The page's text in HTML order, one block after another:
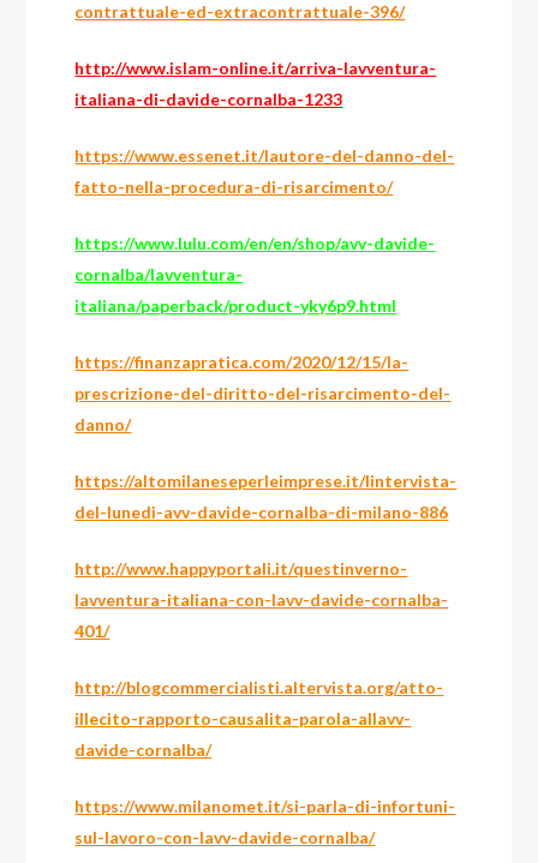
contrattuale-ed-extracontrattuale-396/
http://www.islam-online.it/arriva-lavventura-
italiana-di-davide-cornalba-1233
https://www.essenet.it/lautore-del-danno-del-
fatto-nella-procedura-di-risarcimento/
https://www.lulu.com/en/en/shop/avv-davide-
cornalba/lavventura-
italiana/paperback/product-yky6p9.html
https://finanzapratica.com/2020/12/15/la-
prescrizione-del-diritto-del-risarcimento-del-
danno/
https://altomilaneseperleimprese.it/lintervista-
del-lunedi-avv-davide-cornalba-di-milano-886
http://www.happyportali.it/questinverno-
lavventura-italiana-con-lavv-davide-cornalba-
401/
http://blogcommercialisti.altervista.org/atto-
illecito-rapporto-causalita-parola-allavv-
davide-cornalba/
https://www.milanomet.it/si-parla-di-infortuni-
sul-lavoro-con-lavv-davide-cornalba/